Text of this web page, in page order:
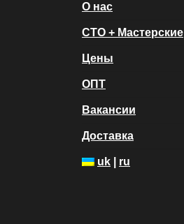
О нас
СТО + Мастерские
Цены
ОПТ
Вакансии
Доставка
uk ru